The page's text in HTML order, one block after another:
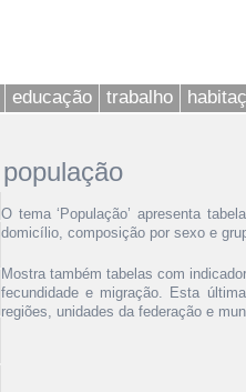
educação trabalho
população
O tema ‘População’ apresenta
domicílio, composição por sexo e
Mostra também tabelas com
fecundidade e migração. Esta
regiões, unidades da federação e